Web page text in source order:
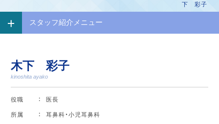
下 彩子
スタッフ紹介メニュー
木下 彩子
kinoshita ayako
役職 医長
所属 耳鼻科・小児耳鼻科